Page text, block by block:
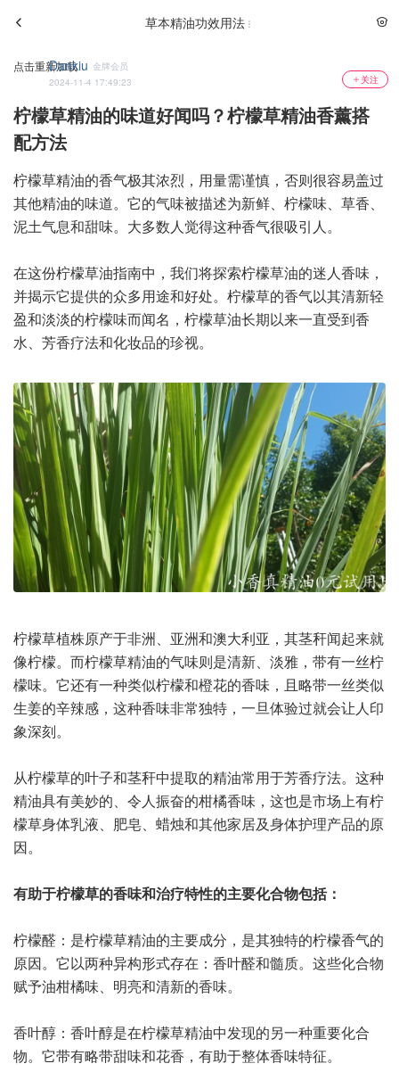
草本精油功效用法
点击重新加载
Dankiu 金牌会员
2024-11-4 17:49:23
关注
柠檬草精油的味道好闻吗？柠檬草精油香薰搭
配方法
柠檬草精油的香气极其浓烈，用量需谨慎，否则很容易盖过
其他精油的味道。它的气味被描述为新鲜、柠檬味、草香、
泥土气息和甜味。大多数人觉得这种香气很吸引人。
在这份柠檬草油指南中，我们将探索柠檬草油的迷人香味，
并揭示它提供的众多用途和好处。柠檬草的香气以其清新轻
盈和淡淡的柠檬味而闻名，柠檬草油长期以来一直受到香
水、芳香疗法和化妆品的珍视。
柠檬草植株原产于非洲、亚洲和澳大利亚，其茎秆闻起来就
像柠檬。而柠檬草精油的气味则是清新、淡雅，带有一丝柠
檬味。它还有一种类似柠檬和橙花的香味，且略带一丝类似
生姜的辛辣感，这种香味非常独特，一旦体验过就会让人印
象深刻。
从柠檬草的叶子和茎秆中提取的精油常用于芳香疗法。这种
精油具有美妙的、令人振奋的柑橘香味，这也是市场上有柠
檬草身体乳液、肥皂、蜡烛和其他家居及身体护理产品的原
因。
有助于柠檬草的香味和治疗特性的主要化合物包括：
柠檬醛：是柠檬草精油的主要成分，是其独特的柠檬香气的
原因。它以两种异构形式存在：香叶醛和髓质。这些化合物
赋予油柑橘味、明亮和清新的香味。
香叶醇：香叶醇是在柠檬草精油中发现的另一种重要化合
物。它带有略带甜味和花香，有助于整体香味特征。